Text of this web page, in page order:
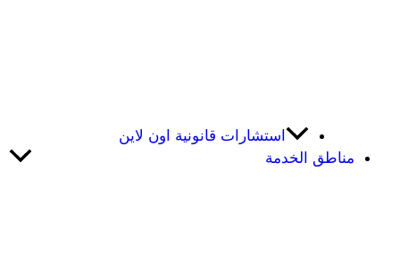
استشارات قانونية اون لاين
مناطق الخدمة